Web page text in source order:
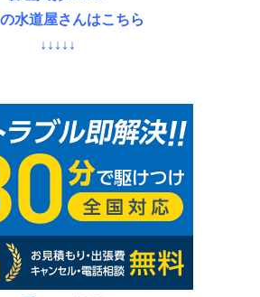
水道屋さんはこちら
↓↓↓↓↓